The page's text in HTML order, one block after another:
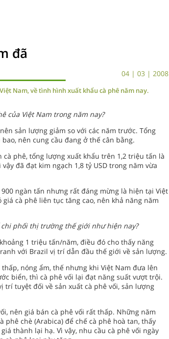
đã
04 | 03 | 2008
Nam, về tình hình xuất khẩu cà phê năm nay.
của Việt Nam trong năm nay?
sản lượng giảm so với các năm trước. Tổng
nên cung cầu đang ở thế cân bằng.
phê, tổng lượng xuất khẩu trên 1,2 triệu tấn là
đã đạt kim ngạch 1,8 tỷ USD trong năm vừa
ngàn tấn nhưng rất đáng mừng là hiện tại Việt
cà phê liên tục tăng cao, nên khả năng năm
phối thị trường thế giới như hiện nay?
1 triệu tấn/năm, điều đó cho thấy năng
với Brazil vị trí dẫn đầu thế giới về sản lượng.
nóng ẩm, thế nhưng khi Việt Nam đưa lên
biển, thì cà phê vối lại đạt năng suất vượt trội.
trí tuyệt đối về sản xuất cà phê vối, sản lượng
nên giá bán cà phê vối rất thấp. Những năm
chè (Arabica) để chế cà phê hoà tan, thấy
thành lại hạ. Vì vậy, nhu cầu cà phê vối ngày